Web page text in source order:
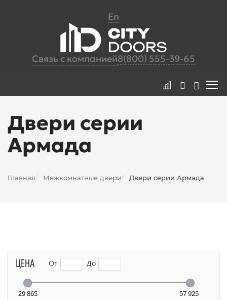
En
Связь с компанией8(800) 555-39-65
Двери серии
Армада
Главная/ Межкомнатные двери/ Двери серии Армада
ЦЕНА От До
29 865 57 925